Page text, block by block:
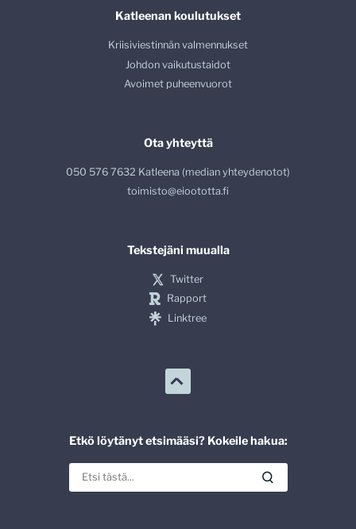
Katleenan koulutukset
Kriisiviestinnän valmennukset
Johdon vaikutustaidot
Avoimet puheenvuorot
Ota yhteyttä
050 576 7632 Katleena (median yhteydenotot)
toimisto@eioototta.fi
Tekstejäni muualla
Twitter
Rapport
Linktree
Etkö löytänyt etsimääsi? Kokeile hakua: